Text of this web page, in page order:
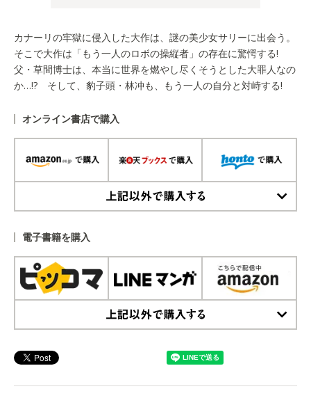
カナーリの牢獄に侵入した大作は、謎の美少女サリーに出会う。
そこで大作は「もう一人のロボの操縦者」の存在に驚愕する!
父・草間博士は、本当に世界を燃やし尽くそうとした大罪人なの
か…!? そして、豹子頭・林冲も、もう一人の自分と対峙する!
オンライン書店で購入
電子書籍を購入